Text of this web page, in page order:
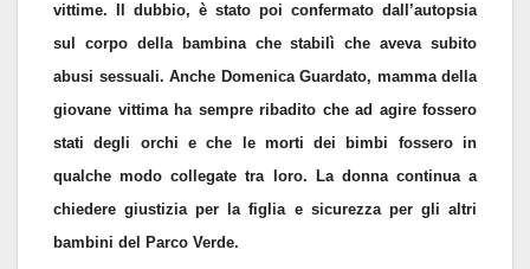
vittime. Il dubbio, è stato poi confermato dall’autopsia
sul corpo della bambina che stabilì che aveva subito
abusi sessuali. Anche Domenica Guardato, mamma della
giovane vittima ha sempre ribadito che ad agire fossero
stati degli orchi e che le morti dei bimbi fossero in
qualche modo collegate tra loro. La donna continua a
chiedere giustizia per la figlia e sicurezza per gli altri
bambini del Parco Verde.